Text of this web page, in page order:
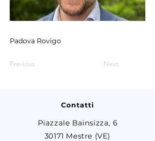
Padova Rovigo
Previous Next
Contatti
Piazzale Bainsizza, 6
30171 Mestre (VE)